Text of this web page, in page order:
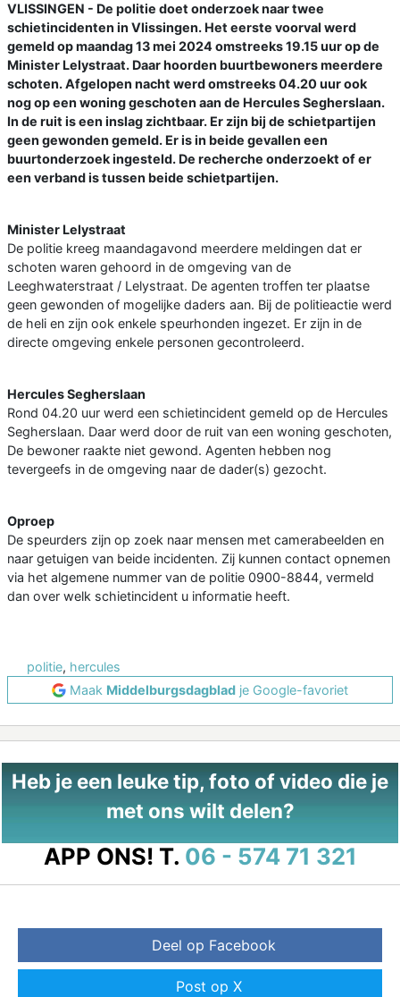
VLISSINGEN - De politie doet onderzoek naar twee
schietincidenten in Vlissingen. Het eerste voorval werd
gemeld op maandag 13 mei 2024 omstreeks 19.15 uur op de
Minister Lelystraat. Daar hoorden buurtbewoners meerdere
schoten. Afgelopen nacht werd omstreeks 04.20 uur ook
nog op een woning geschoten aan de Hercules Segherslaan.
In de ruit is een inslag zichtbaar. Er zijn bij de schietpartijen
geen gewonden gemeld. Er is in beide gevallen een
buurtonderzoek ingesteld. De recherche onderzoekt of er
een verband is tussen beide schietpartijen.
Minister Lelystraat
De politie kreeg maandagavond meerdere meldingen dat er
schoten waren gehoord in de omgeving van de
Leeghwaterstraat / Lelystraat. De agenten troffen ter plaatse
geen gewonden of mogelijke daders aan. Bij de politieactie werd
de heli en zijn ook enkele speurhonden ingezet. Er zijn in de
directe omgeving enkele personen gecontroleerd.
Hercules Segherslaan
Rond 04.20 uur werd een schietincident gemeld op de Hercules
Segherslaan. Daar werd door de ruit van een woning geschoten,
De bewoner raakte niet gewond. Agenten hebben nog
tevergeefs in de omgeving naar de dader(s) gezocht.
Oproep
De speurders zijn op zoek naar mensen met camerabeelden en
naar getuigen van beide incidenten. Zij kunnen contact opnemen
via het algemene nummer van de politie 0900-8844, vermeld
dan over welk schietincident u informatie heeft.
politie, hercules
Maak Middelburgsdagblad je Google-favoriet
Heb je een leuke tip, foto of video die je
met ons wilt delen?
APP ONS! T. 06 - 574 71 321
Deel op Facebook
Post op X